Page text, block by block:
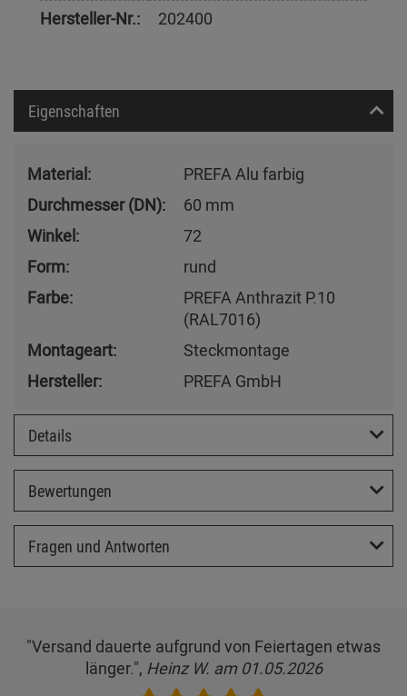
Hersteller-Nr.: 202400
Eigenschaften
Material:
PREFA Alu farbig
Durchmesser (DN):
60 mm
Winkel:
72
Form:
rund
Farbe:
PREFA Anthrazit P.10
(RAL7016)
Montageart:
Steckmontage
Hersteller:
PREFA GmbH
Details
Bewertungen
Fragen und Antworten
"Versand dauerte aufgrund von Feiertagen etwas
länger.", Heinz W. am 01.05.2026